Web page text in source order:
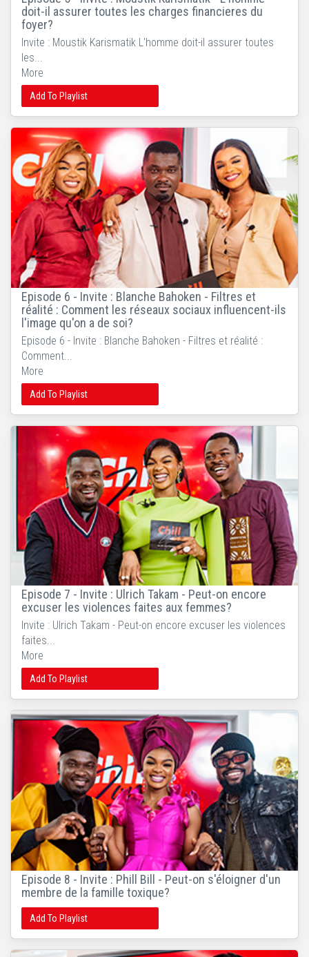
doit-il assurer toutes les charges financieres du
foyer?
Invite : Moustik Karismatik L'homme doit-il assurer toutes
les...
More
Add To Playlist
Episode 6 - Invite : Blanche Bahoken - Filtres et
réalité : Comment les réseaux sociaux influencent-ils
l'image qu'on a de soi?
Episode 6 - Invite : Blanche Bahoken - Filtres et réalité :
Comment...
More
Add To Playlist
Episode 7 - Invite : Ulrich Takam - Peut-on encore
excuser les violences faites aux femmes?
Invite : Ulrich Takam - Peut-on encore excuser les violences
faites...
More
Add To Playlist
Episode 8 - Invite : Phill Bill - Peut-on s'éloigner d'un
membre de la famille toxique?
Add To Playlist